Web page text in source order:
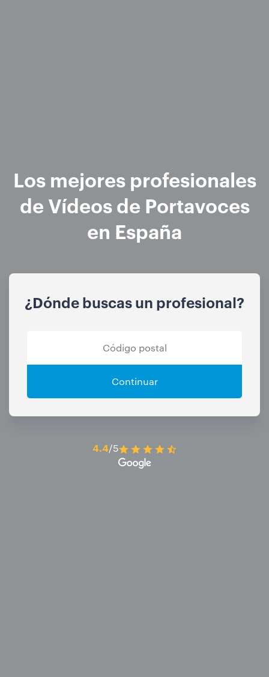
Los mejores profesionales
de Vídeos de Portavoces
en España
¿Dónde buscas un profesional?
Continuar
4.4/5